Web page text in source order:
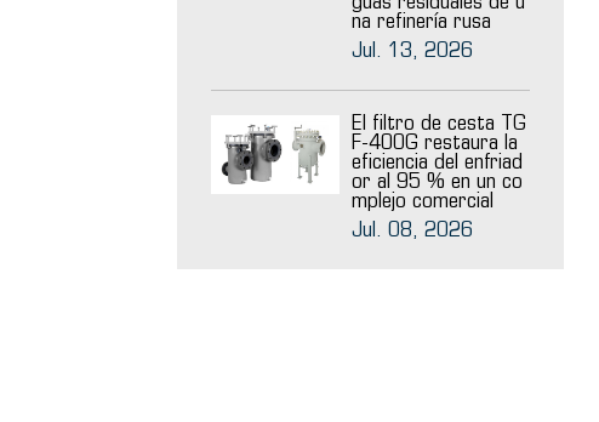
na refinería rusa
Jul. 13, 2026
El filtro de cesta TG
F-400G restaura la
eficiencia del enfriad
or al 95 % en un co
mplejo comercial
Jul. 08, 2026